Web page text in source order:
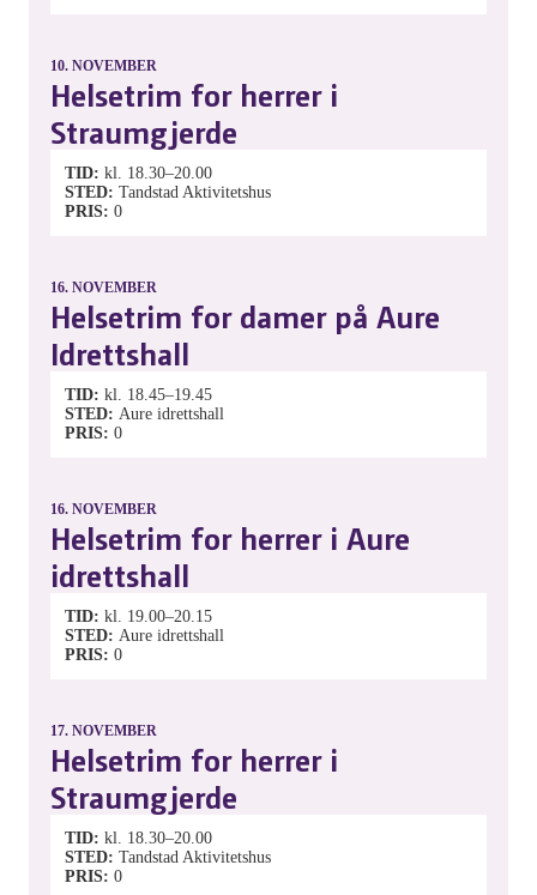
10. NOVEMBER
Helsetrim for herrer i
Straumgjerde
TID kl. 18.30–20.00
STED Tandstad Aktivitetshus
PRIS 0
16. NOVEMBER
Helsetrim for damer på Aure
Idrettshall
TID kl. 18.45–19.45
STED Aure idrettshall
PRIS 0
16. NOVEMBER
Helsetrim for herrer i Aure
idrettshall
TID kl. 19.00–20.15
STED Aure idrettshall
PRIS 0
17. NOVEMBER
Helsetrim for herrer i
Straumgjerde
TID kl. 18.30–20.00
STED Tandstad Aktivitetshus
PRIS 0